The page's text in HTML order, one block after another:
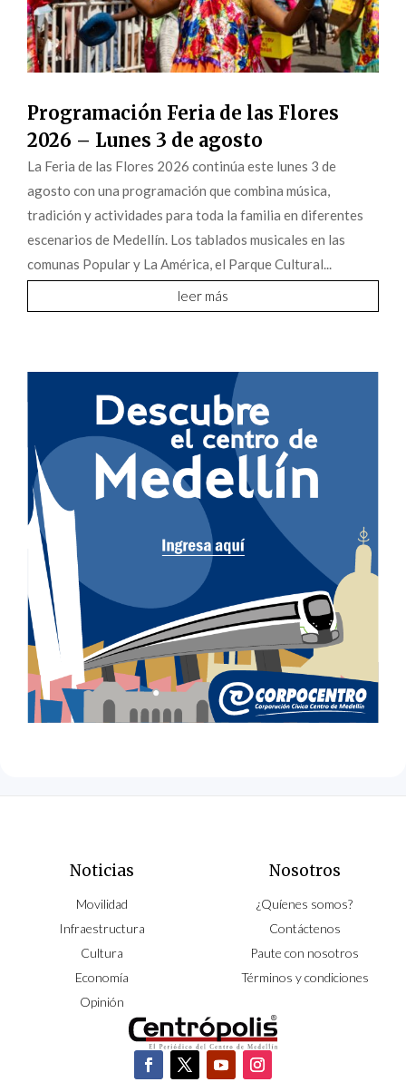
Programación Feria de las Flores
2026 – Lunes 3 de agosto
La Feria de las Flores 2026 continúa este lunes 3 de
agosto con una programación que combina música,
tradición y actividades para toda la familia en diferentes
escenarios de Medellín. Los tablados musicales en las
comunas Popular y La América, el Parque Cultural...
leer más
Noticias
Movilidad
Infraestructura
Cultura
Economía
Opinión
Nosotros
¿Quíenes somos?
Contáctenos
Paute con nosotros
Términos y condiciones